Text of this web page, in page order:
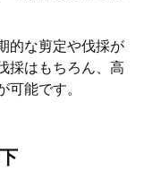
的な剪定や伐採が
採はもちろん、高
能です。